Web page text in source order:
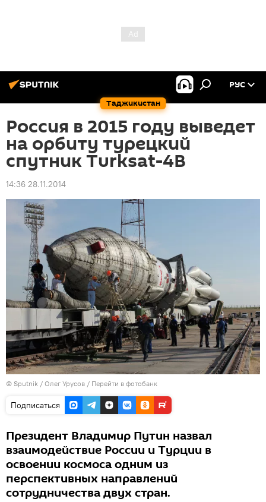
Таджикистан
РУС
Россия в 2015 году выведет
на орбиту турецкий
спутник Turksat-4В
14:36 28.11.2014
© Sputnik / Олег Урусов / Перейти в фотобанк
Подписаться
Президент Владимир Путин назвал
взаимодействие России и Турции в
освоении космоса одним из
перспективных направлений
сотрудничества двух стран.